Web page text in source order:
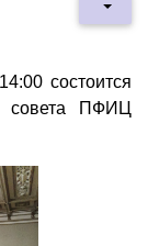
состоится
совета ПФИЦ